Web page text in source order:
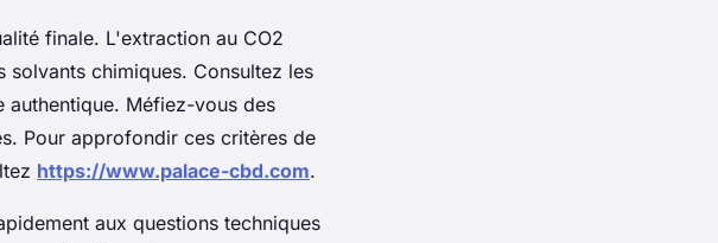
finale. L'extraction au CO2
solvants chimiques. Consultez les
Méfiez-vous des
Pour approfondir ces critères de
https://www.palace-cbd.com.
aux questions techniques